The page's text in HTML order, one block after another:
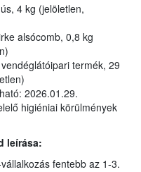
4 kg (jelöletlen,
0,8 kg
4. Főtt csirkehús, 4 kg, fogyasztható: 2026.01.29.
körülmények
leírása:
fentebb az 1-3.